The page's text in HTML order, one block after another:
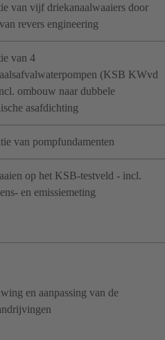
van vijf driekanaalwaaiers door
revers engineering
van 4
(KSB KWvd
ombouw naar dubbele
asafdichting
van pompfundamenten
op het KSB-testveld - incl.
en emissiemeting
en aanpassing van de